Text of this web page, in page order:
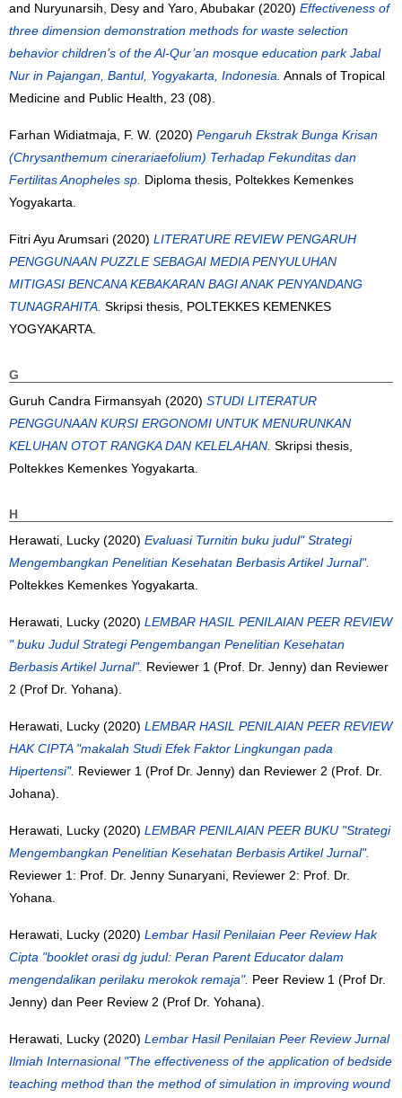
and Nuryunarsih, Desy and Yaro, Abubakar (2020) Effectiveness of
three dimension demonstration methods for waste selection
behavior children’s of the Al-Qur’an mosque education park Jabal
Nur in Pajangan, Bantul, Yogyakarta, Indonesia. Annals of Tropical
Medicine and Public Health, 23 (08).
Farhan Widiatmaja, F. W. (2020) Pengaruh Ekstrak Bunga Krisan
(Chrysanthemum cinerariaefolium) Terhadap Fekunditas dan
Fertilitas Anopheles sp. Diploma thesis, Poltekkes Kemenkes
Yogyakarta.
Fitri Ayu Arumsari (2020) LITERATURE REVIEW PENGARUH
PENGGUNAAN PUZZLE SEBAGAI MEDIA PENYULUHAN
MITIGASI BENCANA KEBAKARAN BAGI ANAK PENYANDANG
TUNAGRAHITA. Skripsi thesis, POLTEKKES KEMENKES
YOGYAKARTA.
G
Guruh Candra Firmansyah (2020) STUDI LITERATUR
PENGGUNAAN KURSI ERGONOMI UNTUK MENURUNKAN
KELUHAN OTOT RANGKA DAN KELELAHAN. Skripsi thesis,
Poltekkes Kemenkes Yogyakarta.
H
Herawati, Lucky (2020) Evaluasi Turnitin buku judul" Strategi
Mengembangkan Penelitian Kesehatan Berbasis Artikel Jurnal".
Poltekkes Kemenkes Yogyakarta.
Herawati, Lucky (2020) LEMBAR HASIL PENILAIAN PEER REVIEW
" buku Judul Strategi Pengembangan Penelitian Kesehatan
Berbasis Artikel Jurnal". Reviewer 1 (Prof. Dr. Jenny) dan Reviewer
2 (Prof Dr. Yohana).
Herawati, Lucky (2020) LEMBAR HASIL PENILAIAN PEER REVIEW
HAK CIPTA "makalah Studi Efek Faktor Lingkungan pada
Hipertensi". Reviewer 1 (Prof Dr. Jenny) dan Reviewer 2 (Prof. Dr.
Johana).
Herawati, Lucky (2020) LEMBAR PENILAIAN PEER BUKU "Strategi
Mengembangkan Penelitian Kesehatan Berbasis Artikel Jurnal".
Reviewer 1: Prof. Dr. Jenny Sunaryani, Reviewer 2: Prof. Dr.
Yohana.
Herawati, Lucky (2020) Lembar Hasil Penilaian Peer Review Hak
Cipta "booklet orasi dg judul: Peran Parent Educator dalam
mengendalikan perilaku merokok remaja". Peer Review 1 (Prof Dr.
Jenny) dan Peer Review 2 (Prof Dr. Yohana).
Herawati, Lucky (2020) Lembar Hasil Penilaian Peer Review Jurnal
Ilmiah Internasional "The effectiveness of the application of bedside
teaching method than the method of simulation in improving wound